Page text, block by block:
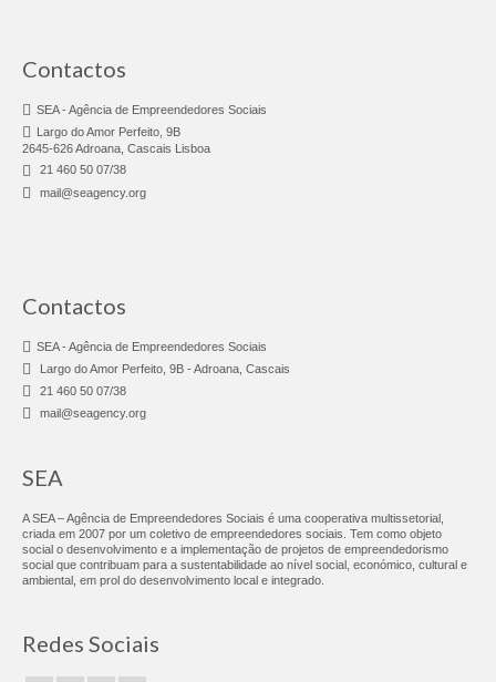
ChefAfrica
Ás de Marvila
Clube de Pais
Consultoria & Investigação
Investigação
Negócios Sociais
Chef Africa – Food Truck
Fábrica do Empreendedor
FE Agualva-Cacém
Contactos
SEA - Agência de Empreendedores Sociais
Largo do Amor Perfeito, 9B
2645-626 Adroana, Cascais Lisboa
21 460 50 07/38
mail@seagency.org
Contactos
SEA - Agência de Empreendedores Sociais
Largo do Amor Perfeito, 9B - Adroana, Cascais
21 460 50 07/38
mail@seagency.org
SEA
A SEA – Agência de Empreendedores Sociais é uma cooperativa multissetorial,
criada em 2007 por um coletivo de empreendedores sociais. Tem como objeto
social o desenvolvimento e a implementação de projetos de empreendedorismo
social que contribuam para a sustentabilidade ao nível social, económico, cultural e
ambiental, em prol do desenvolvimento local e integrado.
Redes Sociais